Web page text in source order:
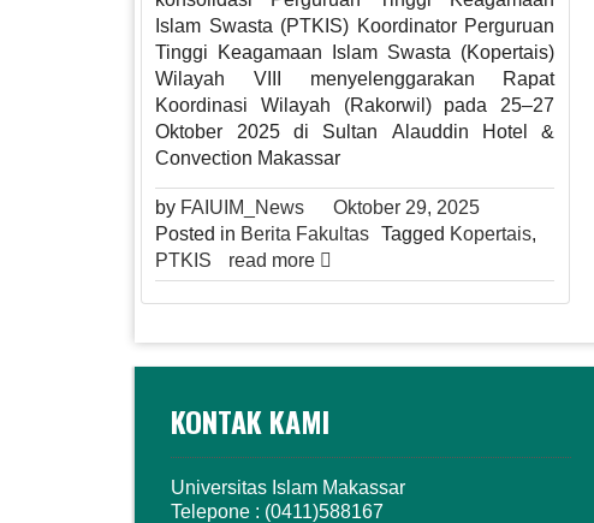
Islam Swasta (PTKIS) Koordinator Perguruan
Tinggi Keagamaan Islam Swasta (Kopertais)
Wilayah VIII menyelenggarakan Rapat
Koordinasi Wilayah (Rakorwil) pada 25–27
Oktober 2025 di Sultan Alauddin Hotel &
Convection Makassar
by FAIUIM_News
Oktober 29, 2025
Posted in Berita Fakultas Tagged Kopertais,
PTKIS
read more
KONTAK KAMI
Universitas Islam Makassar
Telepone : (0411)588167